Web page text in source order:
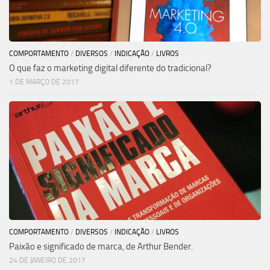
COMPORTAMENTO / DIVERSOS / INDICAÇÃO / LIVROS
O que faz o marketing digital diferente do tradicional?
1 DE MARÇO DE 2017
COMPORTAMENTO / DIVERSOS / INDICAÇÃO / LIVROS
Paixão e significado de marca, de Arthur Bender.
24 DE JANEIRO DE 2017